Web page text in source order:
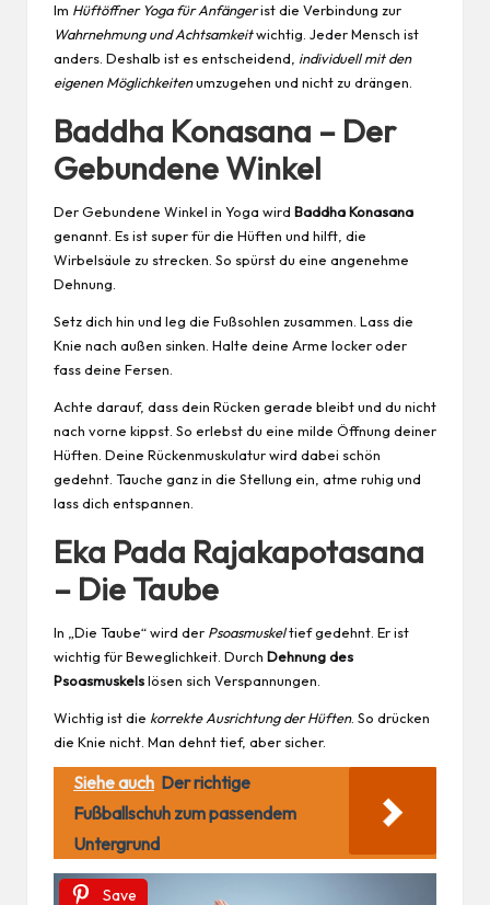
Im Hüftöffner Yoga für Anfängerist die Verbindung zur
Wahrnehmung und Achtsamkeitwichtig. Jeder Mensch ist
anders. Deshalb ist es entscheidend, individuell mit den
eigenen Möglichkeitenumzugehen und nicht zu drängen.
Baddha Konasana – Der
Gebundene Winkel
Der Gebundene Winkel in Yoga wird Baddha Konasana
genannt. Es ist super für die Hüften und hilft, die
Wirbelsäule zu strecken. So spürst du eine angenehme
Dehnung.
Setz dich hin und leg die Fußsohlen zusammen. Lass die
Knie nach außen sinken. Halte deine Arme locker oder
fass deine Fersen.
Achte darauf, dass dein Rücken gerade bleibt und du nicht
nach vorne kippst. So erlebst du eine milde Öffnung deiner
Hüften. Deine Rückenmuskulatur wird dabei schön
gedehnt. Tauche ganz in die Stellung ein, atme ruhig und
lass dich entspannen.
Eka Pada Rajakapotasana
– Die Taube
In „Die Taube“ wird der Psoasmuskeltief gedehnt. Er ist
wichtig für Beweglichkeit. Durch Dehnung des
Psoasmuskelslösen sich Verspannungen.
Wichtig ist die korrekte Ausrichtung der Hüften. So drücken
die Knie nicht. Man dehnt tief, aber sicher.
Siehe auch Der richtige
Fußballschuh zum passendem
Untergrund
Save